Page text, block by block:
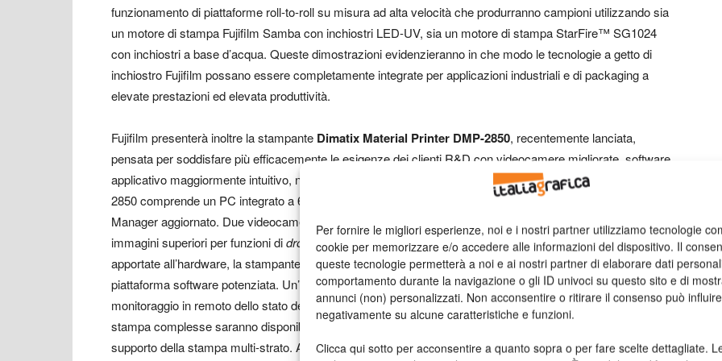
Per fornire le migliori esperienze, noi e i nostri partner utilizziamo tecnologie
cookie per memorizzare e/o accedere alle informazioni del dispositivo. Il
queste tecnologie permetterà a noi e ai nostri partner di elaborare dati
comportamento durante la navigazione o gli ID univoci su questo sito e di
annunci (non) personalizzati. Non acconsentire o ritirare il consenso può influire
negativamente su alcune caratteristiche e funzioni.
Clicca qui sotto per acconsentire a quanto sopra o per fare scelte dettagliate.
funzionamento di piattaforme roll-to-roll su misura ad alta velocità che produrranno campioni utilizzando sia
un motore di stampa Fujifilm Samba con inchiostri LED-UV, sia un motore di stampa StarFire™ SG1024
con inchiostri a base d’acqua. Queste dimostrazioni evidenzieranno in che modo le tecnologie a getto di
inchiostro Fujifilm possano essere completamente integrate per applicazioni industriali e di packaging a
elevate prestazioni ed elevata produttività.
Fujifilm presenterà inoltre la stampante Dimatix Material Printer DMP-2850, recentemente lanciata,
pensata per soddisfare più efficacemente le esigenze dei clienti R&D con videocamere migliorate, software
applicativo maggiormente intuitivo, nonché raccolta e analisi automatizzate dei dati. La stampante DMP-
2850 comprende un PC integrato a 64 bit preconfigurato con Microsoft Windows 8.1 e software Drop
Manager aggiornato. Due videocamere a elevata velocità con ottiche a risoluzione più elevata forniscono
immagini superiori per funzioni didrop watchinge ispezione della stampa. Per supportare le modifiche
apportate all’hardware, la stampante DMP-2850 offre accessibilità e flessibilità migliorate con una
piattaforma software potenziata. Un’architettura aperta con API ad accesso remoto consente inoltre il
monitoraggio in remoto dello stato delle videocamere e della stampante. Ulteriori opzioni per applicazioni di
stampa complesse saranno disponibili con riconoscimento della funzione, funzioni di autoregistrazione e
supporto della stampa multi-strato. Anche le operazioni di valutazione del getto e drop watching